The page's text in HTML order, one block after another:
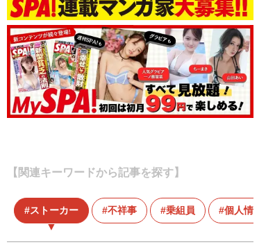
【関連キーワードから記事を探す】
ストーカー 不祥事 乗組員 個人情報